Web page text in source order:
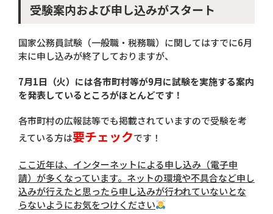
受験案内および申し込みがスタート
国家公務員試験（一般職・税務職）に関してはすでに6月
末に申し込みが終了しておりますが、
7月1日（火）には各市町村等が9月に試験を実施する案内
を発表しているところがほとんどです！
各市町村の広報誌等でも掲載されていますので受験を考
えている方は要チェックです！
ここ近年は、インターネットによる申し込み（電子申
請）が多くなっています。ネットの環境や不具合など申し
込みが行えたと思ったら申し込みが行われていないとな
らないようにお気をつけください